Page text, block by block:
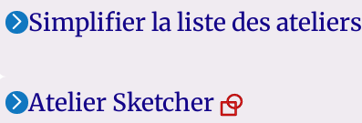
Simplifier la liste des ateliers
Atelier Sketcher